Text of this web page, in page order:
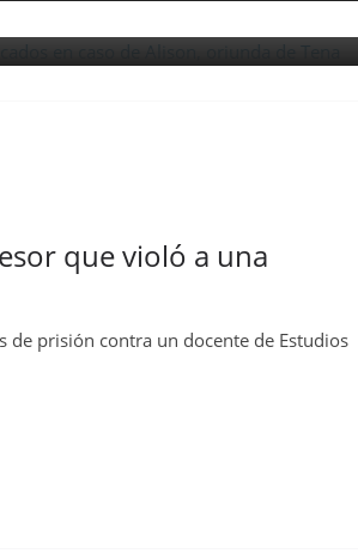
que violó a una
de prisión contra un docente de Estudios